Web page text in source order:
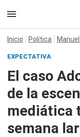
Inicio Política
EXPECTATIVA
El caso
de la
mediática
semana